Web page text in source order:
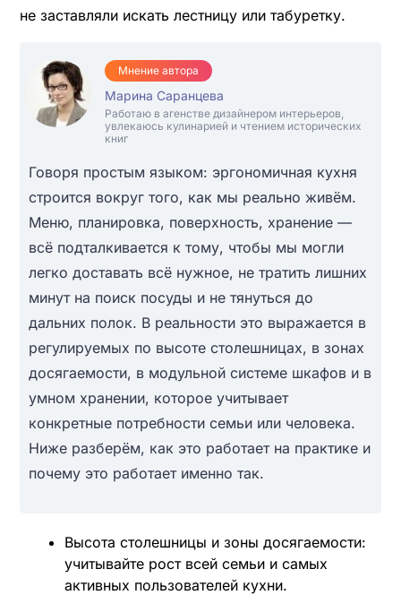
не заставляли искать лестницу или табуретку.
Мнение автора
Марина Саранцева
Работаю в агенстве дизайнером интерьеров,
увлекаюсь кулинарией и чтением исторических
книг
Говоря простым языком: эргономичная кухня
строится вокруг того, как мы реально живём.
Меню, планировка, поверхность, хранение —
всё подталкивается к тому, чтобы мы могли
легко доставать всё нужное, не тратить лишних
минут на поиск посуды и не тянуться до
дальних полок. В реальности это выражается в
регулируемых по высоте столешницах, в зонах
досягаемости, в модульной системе шкафов и в
умном хранении, которое учитывает
конкретные потребности семьи или человека.
Ниже разберём, как это работает на практике и
почему это работает именно так.
Высота столешницы и зоны досягаемости:
учитывайте рост всей семьи и самых
активных пользователей кухни.